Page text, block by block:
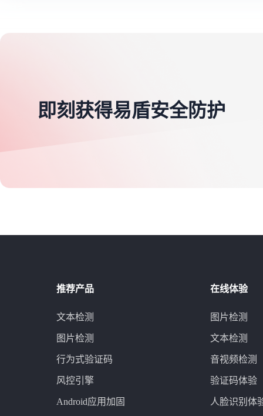
即刻获得易盾安全防护
推荐产品
文本检测
图片检测
行为式验证码
风控引擎
Android应用加固
在线体验
图片检测
文本检测
音视频检测
验证码体验
人脸识别体